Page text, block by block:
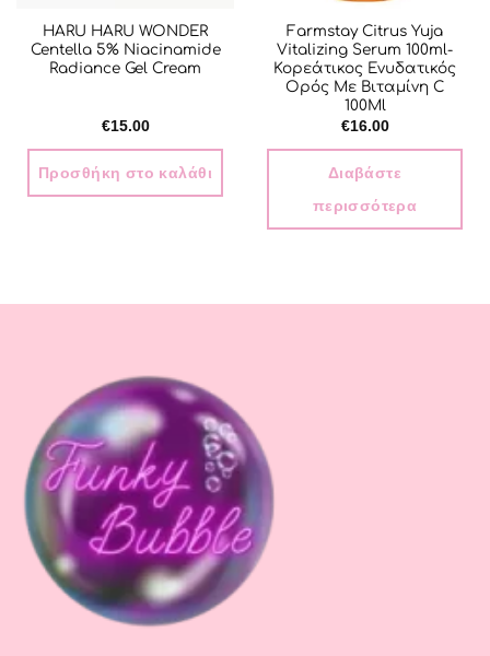
HARU HARU WONDER
Centella 5% Niacinamide
Radiance Gel Cream
€15.00
Προσθήκη στο καλάθι
Farmstay Citrus Yuja
Vitalizing Serum 100ml-
Κορεάτικος Ενυδατικός
Ορός Με Βιταμίνη C
100Ml
€16.00
Διαβάστε
περισσότερα